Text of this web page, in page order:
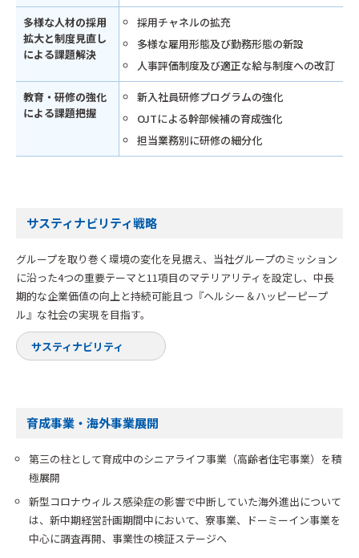
多様な人材の採用
拡大と制度見直し
による課題解決
採用チャネルの拡充
多様な雇用形態及び勤務形態の新設
人事評価制度及び適正な給与制度への改訂
教育・研修の強化
による課題把握
新入社員研修プログラムの強化
OJTによる幹部候補の育成強化
担当業務別に研修の細分化
サスティナビリティ戦略
グループを取り巻く環境の変化を見据え、当社グループのミッション
に沿った4つの重要テーマと11項目のマテリアリティを設定し、中長
期的な企業価値の向上と持続可能且つ『ヘルシー＆ハッピーピープ
ル』な社会の実現を目指す。
サスティナビリティ
育成事業・海外事業展開
第三の柱として育成中のシニアライフ事業（高齢者住宅事業）を積
極展開
新型コロナウィルス感染症の影響で中断していた海外進出について
は、新中期経営計画期間中において、寮事業、ドーミーイン事業を
中心に調査再開、事業性の検証ステージへ